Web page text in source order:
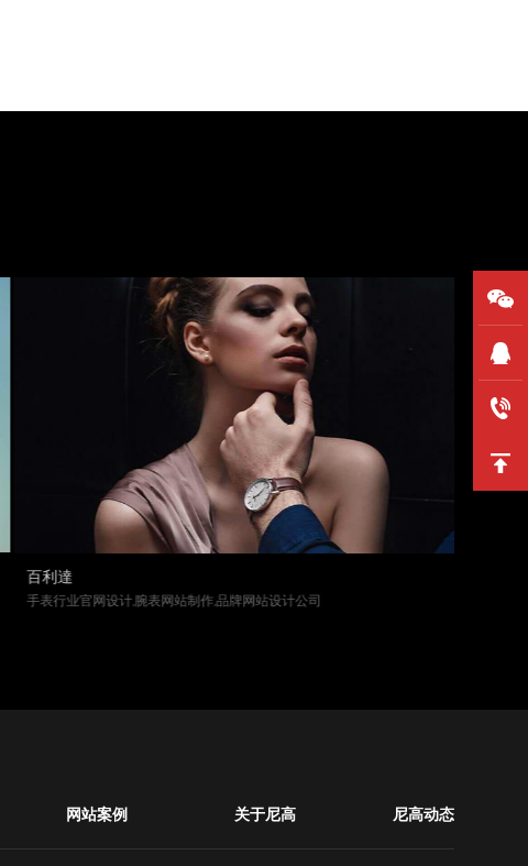
百利達
手表行业官网设计,腕表网站制作,品牌网站设计公司
网站案例 关于尼高 尼高动态